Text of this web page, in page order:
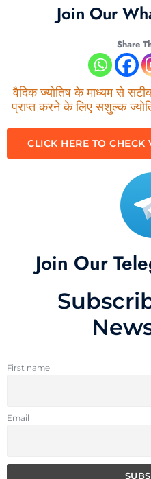
Join Our
Share
वैदिक ज्योतिष के माध्यम से
प्राप्त करने के लिए सशुल्क
CLICK HERE TO CHECK
Join Our
First name
Email